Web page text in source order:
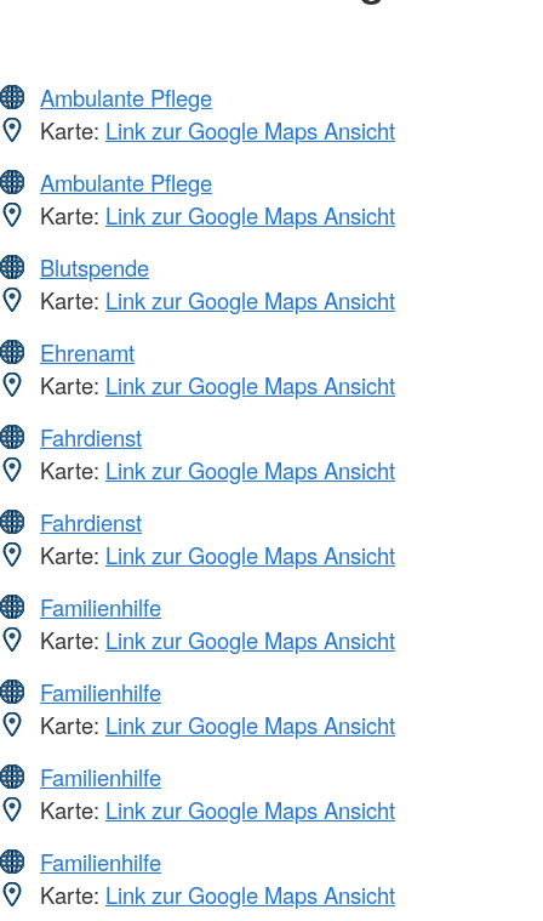
Ambulante Pflege
Karte: Link zur Google Maps Ansicht
Ambulante Pflege
Karte: Link zur Google Maps Ansicht
Blutspende
Karte: Link zur Google Maps Ansicht
Ehrenamt
Karte: Link zur Google Maps Ansicht
Fahrdienst
Karte: Link zur Google Maps Ansicht
Fahrdienst
Karte: Link zur Google Maps Ansicht
Familienhilfe
Karte: Link zur Google Maps Ansicht
Familienhilfe
Karte: Link zur Google Maps Ansicht
Familienhilfe
Karte: Link zur Google Maps Ansicht
Familienhilfe
Karte: Link zur Google Maps Ansicht